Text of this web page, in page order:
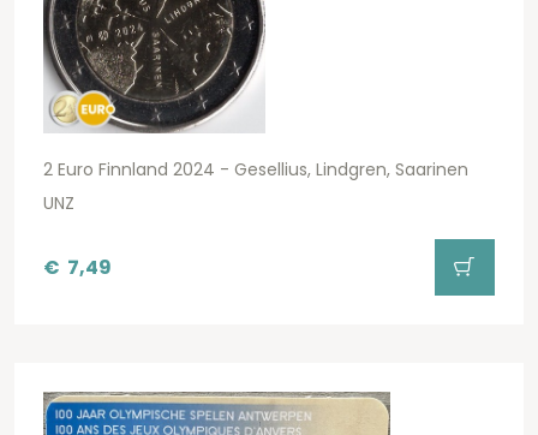
2 Euro Finnland 2024 - Gesellius, Lindgren, Saarinen
UNZ
€ 7,49